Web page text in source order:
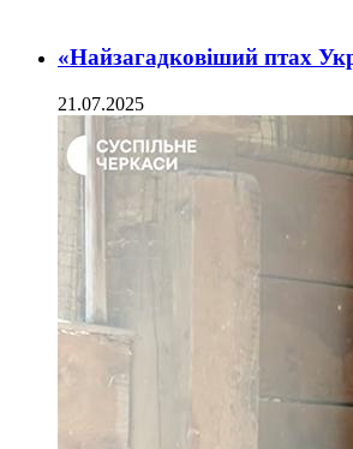
«Найзагадковіший птах
21.07.2025